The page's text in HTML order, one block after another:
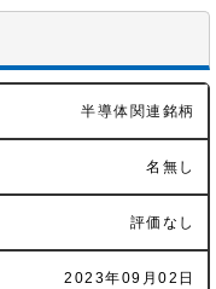
半導体関連銘柄
名無し
評価なし
2023年09月02日